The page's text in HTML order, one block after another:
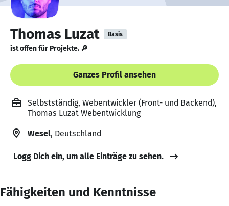
Thomas Luzat Basis
ist offen für Projekte. 🔎
Ganzes Profil ansehen
Selbstständig, Webentwickler (Front- und Backend),
Thomas Luzat Webentwicklung
Wesel, Deutschland
Logg Dich ein, um alle Einträge zu sehen.
Fähigkeiten und Kenntnisse